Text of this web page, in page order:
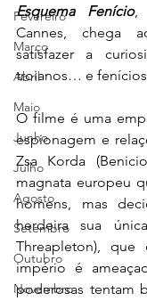
Fevereiro
Março
Abril
Maio
Junho
Julho
Agosto
Setembro
Outubro
Novembro
Esquema Fenício,
Cannes, chega
satisfazer a
troianos… e
O filme é uma
espionagem e
Zsa Korda
magnata europeu
homens, mas
herdeira sua
Threapleton),
império é
poderosas tentam